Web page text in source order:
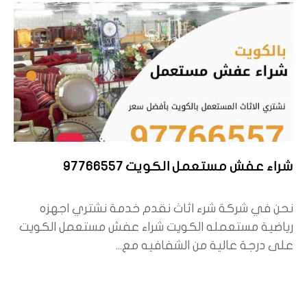
شراء عفش مستعمل الكويت 97766557
نحن في شركة شرء اثاث نقدم خدمة نشتري اجهزه
رياضية مستعمله الكويت شراء عفش مستعمل الكويت
على درجة عالية من الشفافيه مع...